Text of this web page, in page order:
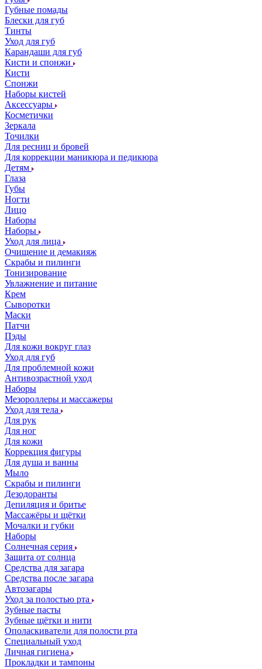
Губные помады
Блески для губ
Тинты
Уход для губ
Карандаши для губ
Кисти и спонжи
Кисти
Спонжи
Наборы кистей
Аксессуары
Косметички
Зеркала
Точилки
Для ресниц и бровей
Для коррекции маникюра и педикюра
Детям
Глаза
Губы
Ногти
Лицо
Наборы
Наборы
Уход для лица
Очищение и демакияж
Скрабы и пилинги
Тонизирование
Увлажнение и питание
Крем
Сыворотки
Маски
Патчи
Пэды
Для кожи вокруг глаз
Уход для губ
Для проблемной кожи
Антивозрастной уход
Наборы
Мезороллеры и массажеры
Уход для тела
Для рук
Для ног
Для кожи
Коррекция фигуры
Для душа и ванны
Мыло
Скрабы и пилинги
Дезодоранты
Депиляция и бритье
Массажёры и щётки
Мочалки и губки
Наборы
Солнечная серия
Защита от солнца
Средства для загара
Средства после загара
Автозагары
Уход за полостью рта
Зубные пасты
Зубные щётки и нити
Ополаскиватели для полости рта
Специальный уход
Личная гигиена
Прокладки и тампоны